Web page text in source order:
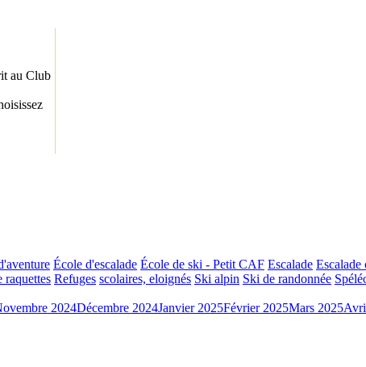
au Club
École d'escalade École de ski - Petit CAF Escalade Escalade
raquettes Refuges scolaires, eloignés Ski alpin Ski de randonnée
2024Décembre 2024Janvier 2025Février 2025Mars 2025